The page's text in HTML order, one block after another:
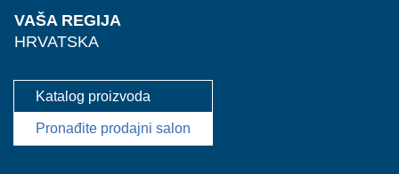
VAŠA REGIJA
HRVATSKA
Katalog proizvoda
Pronađite prodajni salon